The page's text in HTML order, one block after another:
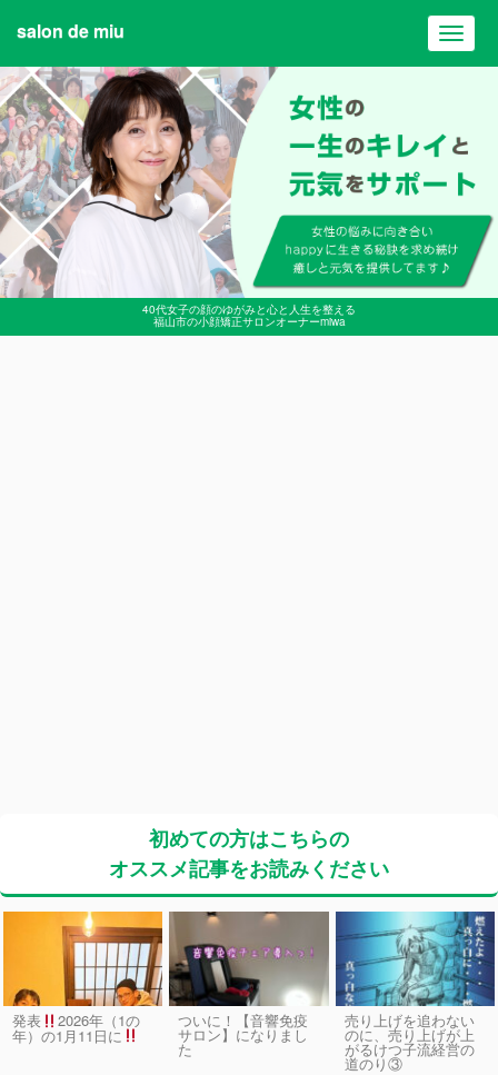
40代女子の顔のゆがみと心と人生を整える
福山市の小顔矯正サロンオーナーmiwa
salon de miu
初めての方はこちらの
オススメ記事をお読みください
発表 2026年（1の
年）の1月11日に
ついに！【音響免疫
サロン】になりまし
た
売り上げを追わない
のに、売り上げが上
がるけつ子流経営の
道のり③